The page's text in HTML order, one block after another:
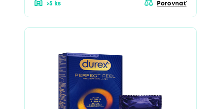
>5 ks Porovnať